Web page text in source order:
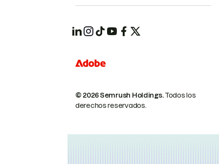
© 2026 Semrush Holdings.Todos los
derechos reservados.